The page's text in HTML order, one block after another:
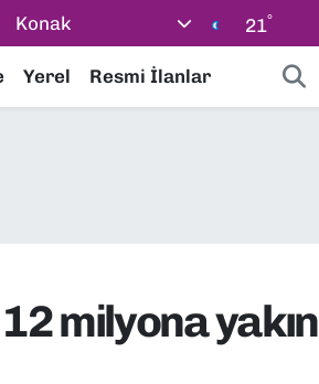
Konak 21°
Yerel Resmi İlanlar
milyona yakın